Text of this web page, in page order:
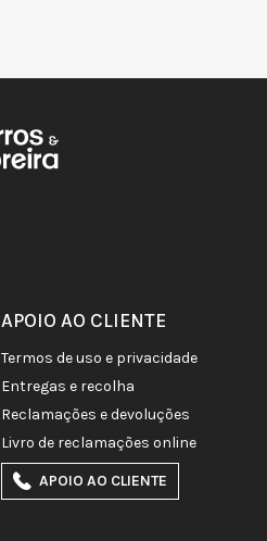
APOIO AO CLIENTE
termos de uso e privacidade
entregas e recolha
reclamações e devoluções
livro de reclamações online
APOIO AO CLIENTE